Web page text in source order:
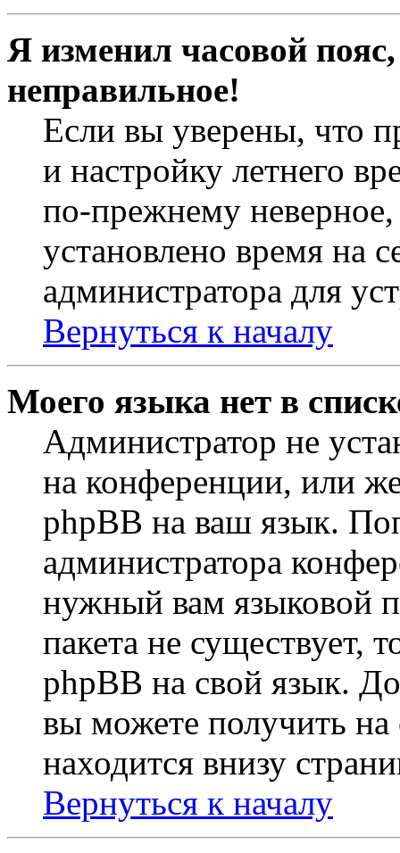
Я изменил часовой
неправильное!
Если вы уверены, что
и настройку летнего
по-прежнему неверное,
установлено время на
администратора для
Вернуться к началу
Моего языка нет в
Администратор не
на конференции, или
phpBB на ваш язык.
администратора
нужный вам языковой
пакета не существует,
phpBB на свой язык.
вы можете получить на
находится внизу
Вернуться к началу